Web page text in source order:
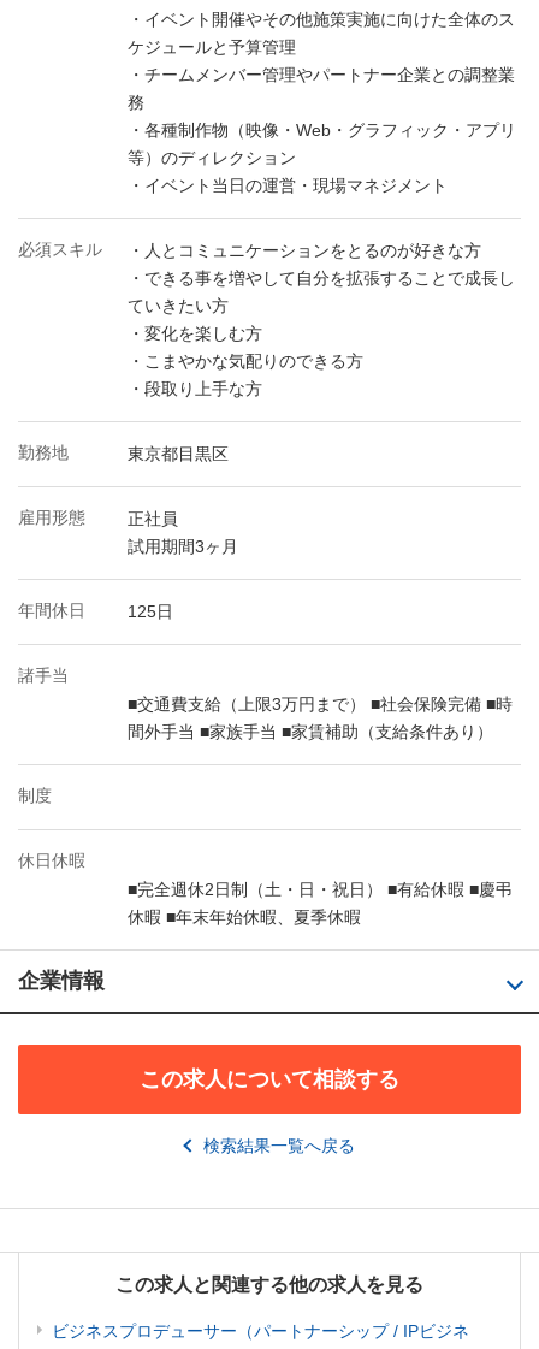
・イベント開催やその他施策実施に向けた全体のス
ケジュールと予算管理
・チームメンバー管理やパートナー企業との調整業
務
・各種制作物（映像・Web・グラフィック・アプリ
等）のディレクション
・イベント当日の運営・現場マネジメント
必須スキル
・人とコミュニケーションをとるのが好きな方
・できる事を増やして自分を拡張することで成長し
ていきたい方
・変化を楽しむ方
・こまやかな気配りのできる方
・段取り上手な方
勤務地 東京都目黒区
雇用形態
正社員
試用期間3ヶ月
年間休日 125日
諸手当
■交通費支給（上限3万円まで） ■社会保険完備 ■時
間外手当 ■家族手当 ■家賃補助（支給条件あり）
制度
休日休暇
■完全週休2日制（土・日・祝日） ■有給休暇 ■慶弔
休暇 ■年末年始休暇、夏季休暇
企業情報
この求人について相談する
検索結果一覧へ戻る
この求人と関連する他の求人を見る
ビジネスプロデューサー（パートナーシップ / IPビジネ